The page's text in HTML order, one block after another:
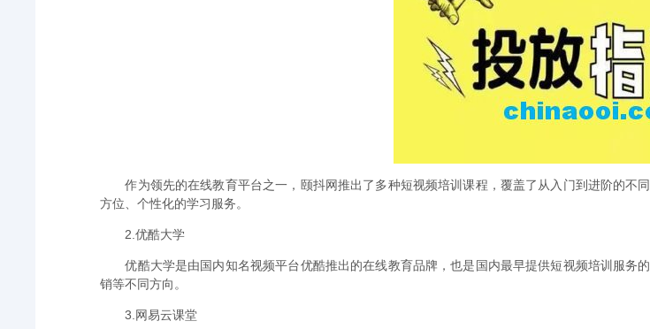
作为领先的在线教育平台之一，颐抖网推出了多种短视频培训课程，覆盖了从入门到进阶的
方位、个性化的学习服务。
2.优酷大学
优酷大学是由国内知名视频平台优酷推出的在线教育品牌，也是国内最早提供短视频培训服
销等不同方向。
3.网易云课堂